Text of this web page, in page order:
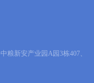
粮新安产业园A园3栋407、